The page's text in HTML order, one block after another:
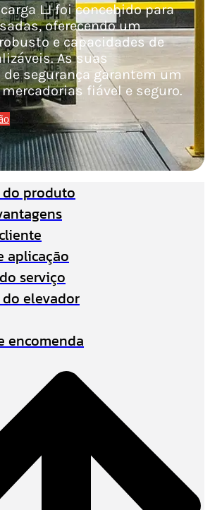
LJ foi concebido para
oferecendo um
e capacidades de
As suas
segurança garantem um
fiável e seguro.
do produto
aplicação
serviço
elevador
encomenda